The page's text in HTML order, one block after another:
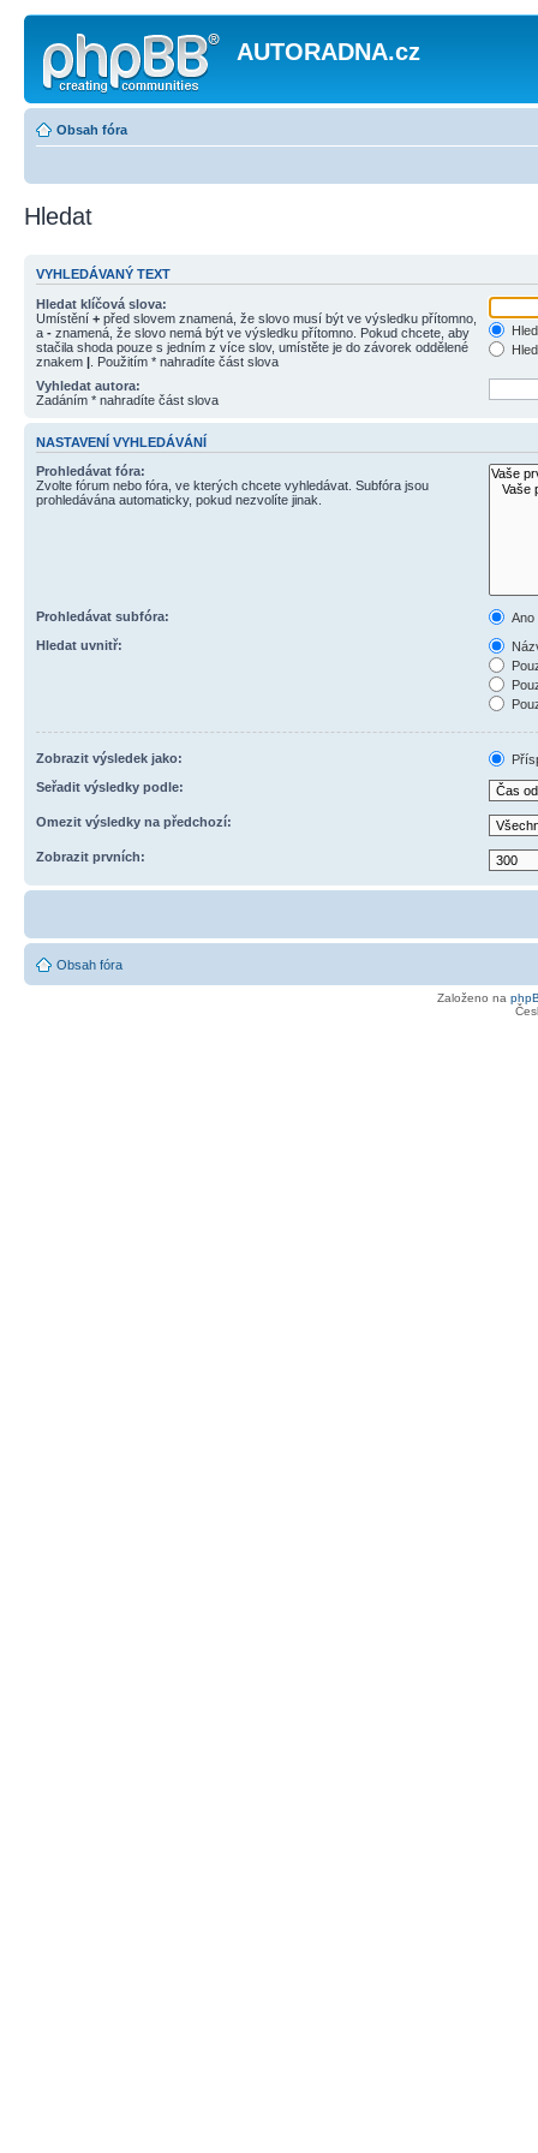
AUTORADNA.cz
Obsah fóra
Hledat
VYHLEDÁVANÝ TEXT
Hledat klíčová slova:
Umístění + před slovem znamená, že slovo musí být ve výsledku přítomno,
a - znamená, že slovo nemá být ve výsledku přítomno. Pokud chcete, aby
stačila shoda pouze s jedním z více slov, umístěte je do závorek oddělené
znakem | . Použitím * nahradíte část slova
Vyhledat autora:
Zadáním * nahradíte část slova
NASTAVENÍ VYHLEDÁVÁNÍ
Prohledávat fóra:
Zvolte fórum nebo fóra, ve kterých chcete vyhledávat. Subfóra jsou
prohledávána automaticky, pokud nezvolíte jinak.
Prohledávat subfóra:
Ano
Hledat uvnitř:
Zobrazit výsledek jako:
Seřadit výsledky podle:
Omezit výsledky na předchozí:
Zobrazit prvních:
Obsah fóra
Založeno na